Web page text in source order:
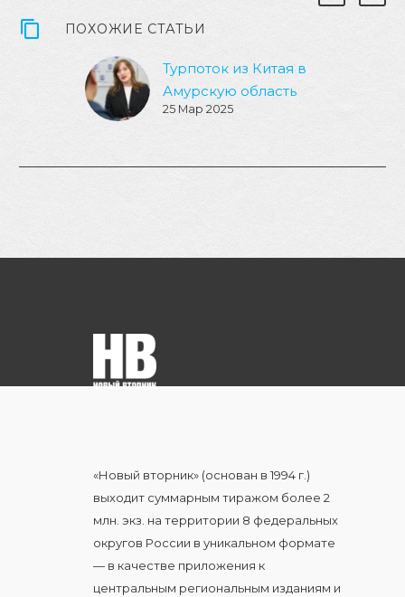
ПОХОЖИЕ СТАТЬИ
Турпоток из Китая в
Амурскую область
России ощутимо
25 Мар 2025
«Новый вторник» (основан в 1994 г.)
выходит суммарным тиражом более 2
млн. экз. на территории 8 федеральных
округов России в уникальном формате
— в качестве приложения к
центральным региональным изданиям и